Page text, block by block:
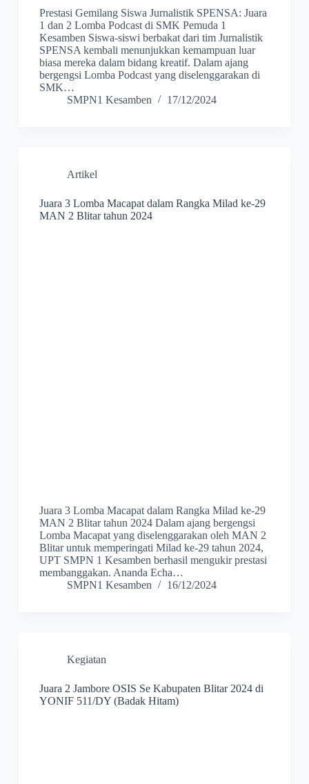
Prestasi Gemilang Siswa Jurnalistik SPENSA: Juara
1 dan 2 Lomba Podcast di SMK Pemuda 1
Kesamben Siswa-siswi berbakat dari tim Jurnalistik
SPENSA kembali menunjukkan kemampuan luar
biasa mereka dalam bidang kreatif. Dalam ajang
bergengsi Lomba Podcast yang diselenggarakan di
SMK…
SMPN1 Kesamben
17/12/2024
Artikel
Juara 3 Lomba Macapat dalam Rangka Milad ke-29
MAN 2 Blitar tahun 2024
Juara 3 Lomba Macapat dalam Rangka Milad ke-29
MAN 2 Blitar tahun 2024 Dalam ajang bergengsi
Lomba Macapat yang diselenggarakan oleh MAN 2
Blitar untuk memperingati Milad ke-29 tahun 2024,
UPT SMPN 1 Kesamben berhasil mengukir prestasi
membanggakan. Ananda Echa…
SMPN1 Kesamben
16/12/2024
Kegiatan
Juara 2 Jambore OSIS Se Kabupaten Blitar 2024 di
YONIF 511/DY (Badak Hitam)